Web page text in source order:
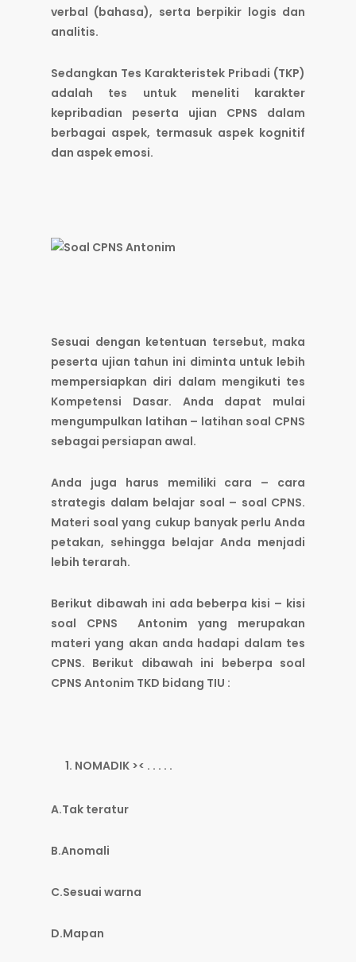
verbal (bahasa), serta berpikir logis dan
analitis.
Sedangkan Tes Karakteristek Pribadi (TKP)
adalah tes untuk meneliti karakter
kepribadian peserta ujian CPNS dalam
berbagai aspek, termasuk aspek kognitif
dan aspek emosi.
Sesuai dengan ketentuan tersebut, maka
peserta ujian tahun ini diminta untuk lebih
mempersiapkan diri dalam mengikuti tes
Kompetensi Dasar. Anda dapat mulai
mengumpulkan latihan – latihan soal CPNS
sebagai persiapan awal.
Anda juga harus memiliki cara – cara
strategis dalam belajar soal – soal CPNS.
Materi soal yang cukup banyak perlu Anda
petakan, sehingga belajar Anda menjadi
lebih terarah.
Berikut dibawah ini ada beberpa kisi – kisi
soal CPNS Antonim yang merupakan
materi yang akan anda hadapi dalam tes
CPNS. Berikut dibawah ini beberpa soal
CPNS Antonim TKD bidang TIU :
NOMADIK >< . . . . .
A.Tak teratur
B.Anomali
C.Sesuai warna
D.Mapan